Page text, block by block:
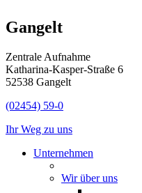
Gangelt
Zentrale Aufnahme
Katharina-Kasper-Straße 6
52538 Gangelt
(02454) 59-0
Ihr Weg zu uns
Unternehmen
Wir über uns